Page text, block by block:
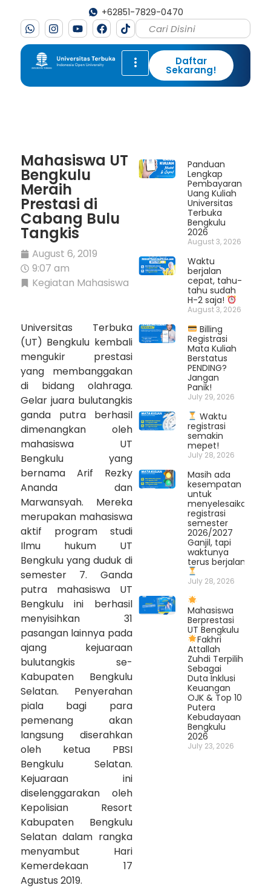
+62851-7829-0470
Daftar
Sekarang!
Mahasiswa UT
Bengkulu
Meraih
Prestasi di
Cabang Bulu
Tangkis
August 6, 2019
9:07 am
Kegiatan Mahasiswa
Universitas Terbuka
(UT) Bengkulu kembali
mengukir prestasi
yang membanggakan
di bidang olahraga.
Gelar juara bulutangkis
ganda putra berhasil
dimenangkan oleh
mahasiswa UT
Bengkulu yang
bernama Arif Rezky
Ananda dan
Marwansyah. Mereka
merupakan mahasiswa
aktif program studi
Ilmu hukum UT
Bengkulu yang duduk di
semester 7. Ganda
putra mahasiswa UT
Bengkulu ini berhasil
menyisihkan 31
pasangan lainnya pada
ajang kejuaraan
bulutangkis se-
Kabupaten Bengkulu
Selatan. Penyerahan
piala bagi para
pemenang akan
langsung diserahkan
oleh ketua PBSI
Bengkulu Selatan.
Kejuaraan ini
diselenggarakan oleh
Kepolisian Resort
Kabupaten Bengkulu
Selatan dalam rangka
menyambut Hari
Kemerdekaan 17
Agustus 2019.
Panduan
Lengkap
Pembayaran
Uang Kuliah
Universitas
Terbuka
Bengkulu
2026
August 3, 2026
Waktu
berjalan
cepat, tahu-
tahu sudah
H-2 saja!
August 3, 2026
Billing
Registrasi
Mata Kuliah
Berstatus
PENDING?
Jangan
Panik!
July 29, 2026
Waktu
registrasi
semakin
mepet!
July 28, 2026
Masih ada
kesempatan
untuk
menyelesaikan
registrasi
semester
2026/2027
Ganjil, tapi
waktunya
terus berjalan.
July 28, 2026
Mahasiswa
Berprestasi
UT Bengkulu
Fakhri
Attallah
Zuhdi Terpilih
Sebagai
Duta Inklusi
Keuangan
OJK & Top 10
Putera
Kebudayaan
Bengkulu
2026
July 23, 2026